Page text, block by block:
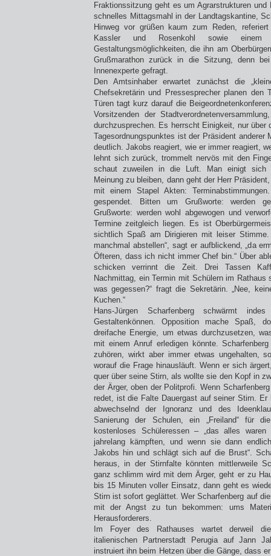
Fraktionssitzung geht es um Agrarstrukturen und
schnelles Mittagsmahl in der Landtagskantine,
Hinweg vor grüßen kaum zum Reden,
Kassler und Rosenkohl sowie einem
Gestaltungsmöglichkeiten, die ihn am
Grußmarathon zurück in die Sitzung, denn
Innenexperte gefragt.
Den Amtsinhaber erwartet zunächst die
Chefsekretärin und Pressesprecher planen den
Türen tagt kurz darauf die
Vorsitzenden der
durchzusprechen. Es herrscht Einigkeit, nur über
Tagesordnungspunktes ist der Präsident anderer
deutlich. Jakobs reagiert, wie er immer reagiert,
lehnt sich zurück, trommelt nervös mit den
schaut zuweilen in die Luft. Man einigt sich
Meinung zu bleiben, dann geht der Herr
mit einem Stapel Akten:
gespendet. Bitten um Grußworte: werden
Grußworte: werden wohl abgewogen und
Termine zeitgleich liegen. Es ist
sichtlich Spaß am Dirigieren mit leiser
manchmal abstellen“, sagt er aufblickend, „da
Öfteren, dass ich nicht immer Chef bin.“ Über
schicken verrinnt die Zeit. Drei Tassen
Nachmittag, ein Termin mit Schülern im Rathaus
was gegessen?“ fragt die Sekretärin. „Nee,
Kuchen.“
Hans-Jürgen Scharfenberg schwärmt
Gestaltenkönnen. Opposition mache Spaß,
dreifache Energie, um etwas durchzusetzen,
mit einem Anruf erledigen könnte.
zuhören, wirkt aber immer etwas ungehalten,
worauf die Frage hinausläuft. Wenn er sich
quer über seine Stirn, als wollte sie den Kopf in
der Ärger, oben der Politprofi. Wenn
redet, ist die Falte Dauergast auf seiner Stirn. Er
abwechselnd der Ignoranz und des
Sanierung der Schulen, ein „Freiland“ für
kostenloses Schüleressen – „das alles
jahrelang kämpften, und wenn sie dann
Jakobs hin und schlägt sich auf die Brust“.
heraus, in der Stirnfalte könnten mittlerweile
ganz schlimm wird mit dem Ärger, geht er zu
bis 15 Minuten voller Einsatz, dann geht es
Stirn ist sofort geglättet. Wer Scharfenberg auf
mit der Angst zu tun bekommen: ums
Herausforderers.
Im Foyer des Rathauses wartet derweil
italienischen Partnerstadt Perugia auf Jann
instruiert ihn beim Hetzen über die Gänge, dass